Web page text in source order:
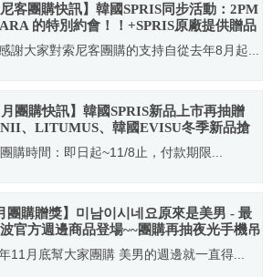
尼客團購快訊】韓國SPRIS同步活動：2PM
的特別約會！！+SPRIS原廠提供贈品
謝大家對索尼客團購的支持自從去年8月起...
月團購快訊】韓國SPRIS新品上市再抽贈
、LITUMUS、韓國EVISU冬季新品搶
市
購時間：即日起~11/8止，付款期限...
團購贈獎】미남이시네요原來是美男 - 最
官方週邊商品登場~~團購再抽夜光手機吊
商品抽獎活動)
11月底幫大家團購 美男的週邊就一直得...